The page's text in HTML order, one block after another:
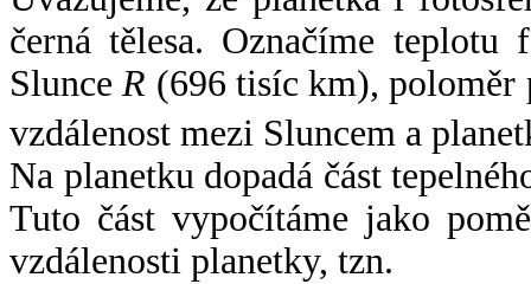
černá tělesa. Označíme
SlunceR (696 tisíc km),
vzdálenost mezi Sluncem a
Na planetku dopadá část
Tuto část vypočítáme jako
vzdálenosti planetky, tzn.